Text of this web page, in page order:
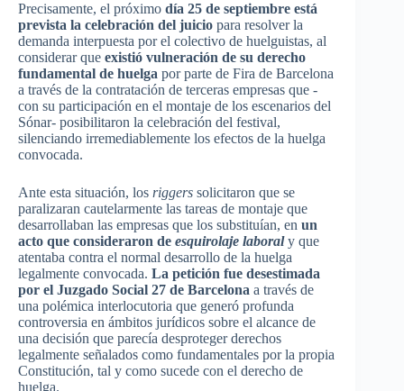
Precisamente, el próximo día 25 de septiembre está
prevista la celebración del juicio para resolver la
demanda interpuesta por el colectivo de huelguistas, al
considerar que existió vulneración de su derecho
fundamental de huelga por parte de Fira de Barcelona
a través de la contratación de terceras empresas que -
con su participación en el montaje de los escenarios del
Sónar- posibilitaron la celebración del festival,
silenciando irremediablemente los efectos de la huelga
convocada.
Ante esta situación, los riggers solicitaron que se
paralizaran cautelarmente las tareas de montaje que
desarrollaban las empresas que los substituían, en un
acto que consideraron de esquirolaje laboraly que
atentaba contra el normal desarrollo de la huelga
legalmente convocada. La petición fue desestimada
por el Juzgado Social 27 de Barcelona a través de
una polémica interlocutoria que generó profunda
controversia en ámbitos jurídicos sobre el alcance de
una decisión que parecía desproteger derechos
legalmente señalados como fundamentales por la propia
Constitución, tal y como sucede con el derecho de
huelga.